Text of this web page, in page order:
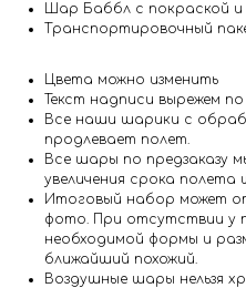
Шар Баббл с покраской и
Транспортировочный
Цвета можно изменить
Текст надписи вырежем
Все наши шарики с
продлевает полет.
Все шары по предзаказу
увеличения срока полета
Итоговый набор может
фото. При отсутствии у
необходимой формы и
ближайший похожий.
Воздушные шары нельзя